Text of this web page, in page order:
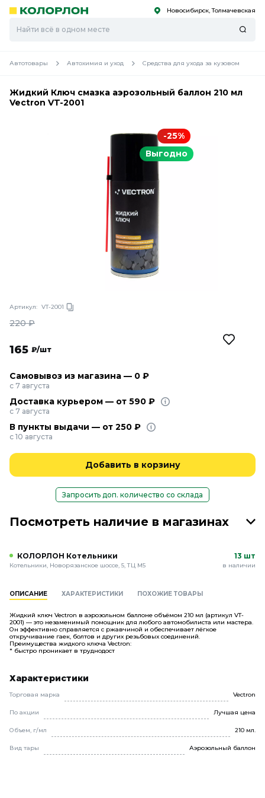
Скоро
Скоро Новосибирск, Толмачевская
Автотовары Автохимия и уход Средства для ухода за кузовом
Жидкий Ключ смазка аэрозольный баллон 210 мл
Vectron VT-2001
-25%
Выгодно
Артикул: VT-2001
220₽
165 ₽/шт
Самовывоз из магазина — 0 ₽
с 7 августа
Доставка курьером — от 590 ₽
с 7 августа
В пункты выдачи — от 250 ₽
с 10 августа
Добавить в корзину
Запросить доп. количество со склада
Посмотреть наличие в магазинах
КОЛОРЛОН Котельники
Котельники, Новорязанское шоссе, 5, ТЦ М5
13 шт
в наличии
ОПИСАНИЕ ХАРАКТЕРИСТИКИ ПОХОЖИЕ ТОВАРЫ
Жидкий ключ Vectron в аэрозольном баллоне объёмом 210 мл (артикул VT-
2001) — это незаменимый помощник для любого автомобилиста или мастера.
Он эффективно справляется с ржавчиной и обеспечивает лёгкое
откручивание гаек, болтов и других резьбовых соединений.
Преимущества жидкого ключа Vectron:
* быстро проникает в труднодост
Характеристики
Торговая марка Vectron
По акции Лучшая цена
Объем, г/мл 210 мл.
Вид тары Аэрозольный баллон